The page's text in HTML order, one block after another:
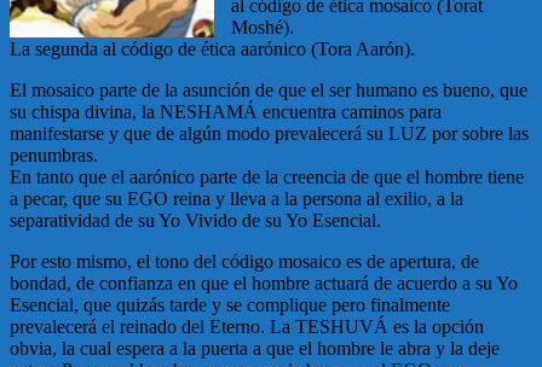
al código de ética mosaico (Torat
Moshé).
La segunda al código de ética aarónico (Tora Aarón).
El mosaico parte de la asunción de que el ser humano es bueno, que
su chispa divina, la NESHAMÁ encuentra caminos para
manifestarse y que de algún modo prevalecerá su LUZ por sobre las
penumbras.
En tanto que el aarónico parte de la creencia de que el hombre tiene
a pecar, que su EGO reina y lleva a la persona al exilio, a la
separatividad de su Yo Vivido de su Yo Esencial.
Por esto mismo, el tono del código mosaico es de apertura, de
bondad, de confianza en que el hombre actuará de acuerdo a su Yo
Esencial, que quizás tarde y se complique pero finalmente
prevalecerá el reinado del Eterno. La TESHUVÁ es la opción
obvia, la cual espera a la puerta a que el hombre le abra y la deje